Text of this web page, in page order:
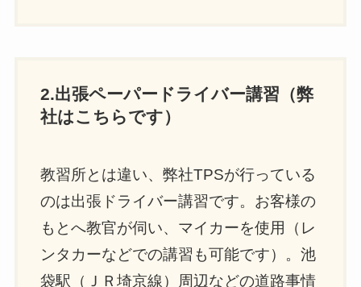
2.出張ペーパードライバー講習（弊
社はこちらです）
教習所とは違い、弊社TPSが行っている
のは出張ドライバー講習です。お客様の
もとへ教官が伺い、マイカーを使用（レ
ンタカーなどでの講習も可能です）。池
袋駅（ＪＲ埼京線）周辺などの道路事情